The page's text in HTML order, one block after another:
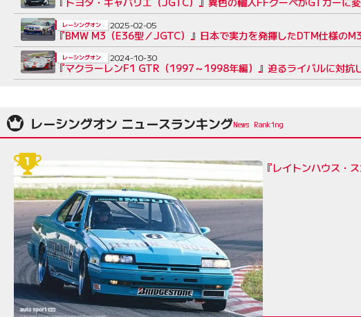
『BMW M3（E36型／JGTC）』日本で実力を発揮したDTM仕様の
レーシングオン 2025-02-05
『マクラーレンF1 GTR（1997～1998年編）』迫るライバルに対抗
レーシングオン 2024-10-30
レーシングオン ニュースランキング
『レイトンハウス・